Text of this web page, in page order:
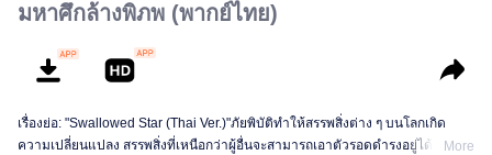
มหาศึกล้างพิภพ (พากย์ไทย)
เรื่องย่อ: "Swallowed Star (Thai Ver.)"ภัยพิบัติทำให้สรรพสิ่งต่าง ๆ บนโลกเกิด
ความเปลี่ยนแปลง สรรพสิ่งที่เหนือกว่าผู้อื่นจะสามารถเอาตัวรอดดำรงอยู่ได้ ส่วนผู้
More